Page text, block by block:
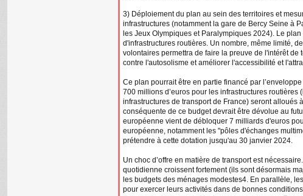
3) Déploiement du plan au sein des territoires et
infrastructures (notamment la gare de Bercy Seine à
les Jeux Olympiques et Paralympiques 2024). Le
d'infrastructures routières. Un nombre, même limité,
volontaires permettra de faire la preuve de l'intérêt de
contre l'autosolisme et améliorer l'accessibilité et
Ce plan pourrait être en partie financé par
700 millions d’euros pour les infrastructures
infrastructures de transport de France) seront alloués
conséquente de ce budget devrait être dévolue au
européenne vient de débloquer 7 milliards d'euros
européenne, notamment les "pôles d'échanges
prétendre à cette dotation jusqu'au 30 janvier 2024.
Un choc d’offre en matière de transport est
quotidienne croissent fortement (ils sont désormais
les budgets des ménages modestes4. En parallèle,
pour exercer leurs activités dans de bonnes